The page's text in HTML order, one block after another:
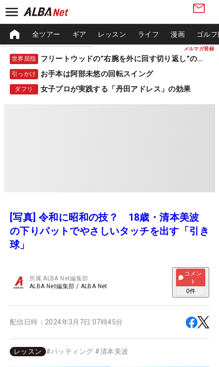
メルマガ登録
全ツアー ギア レッスン ライフ 漫画 ゴル
世界屈指 フリートウッドの”右腕を外に回す切り返し”の秘密
引っかけ お手本は阿部未悠の回転スイング
ダフリ 女子プロが実践する「丹田アドレス」の効果
[写真] 令和に昭和の技？ 18歳・清本美波
の下りパットでやさしいタッチを出す「引き
球」
所属ALBA Net編集部
ALBA Net編集部 / ALBA Net
コメン
ト
0件
配信日時： 2024年3月7日 07時45分
レッスン #パッティング #清本美波